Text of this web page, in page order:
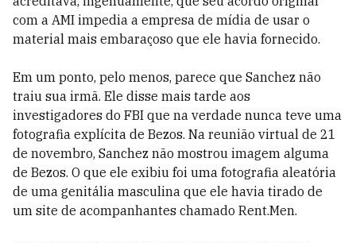
com a AMI impedia a empresa de mídia de usar o
material mais embaraçoso que ele havia fornecido.
Em um ponto, pelo menos, parece que Sanchez não
traiu sua irmã. Ele disse mais tarde aos
investigadores do FBI que na verdade nunca teve uma
fotografia explícita de Bezos. Na reunião virtual de 21
de novembro, Sanchez não mostrou imagem alguma
de Bezos. O que ele exibiu foi uma fotografia aleatória
de uma genitália masculina que ele havia tirado de
um site de acompanhantes chamado Rent.Men.